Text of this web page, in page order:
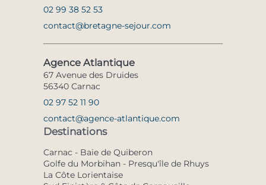
02 99 38 52 53
contact@bretagne-sejour.com
Agence Atlantique
67 Avenue des Druides
56340 Carnac
02 97 52 11 90
contact@agence-atlantique.com
Destinations
Carnac - Baie de Quiberon
Golfe du Morbihan - Presqu'île de Rhuys
La Côte Lorientaise